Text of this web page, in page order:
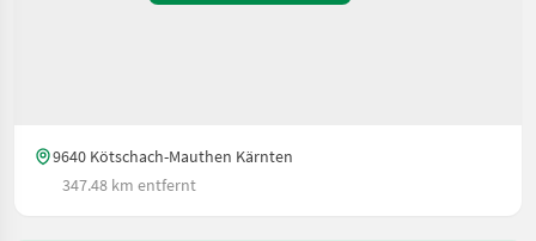
9640 Kötschach-Mauthen Kärnten
347.48 km entfernt